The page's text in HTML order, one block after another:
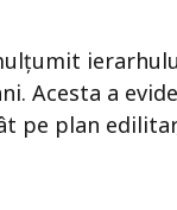
Acesta a
pe plan